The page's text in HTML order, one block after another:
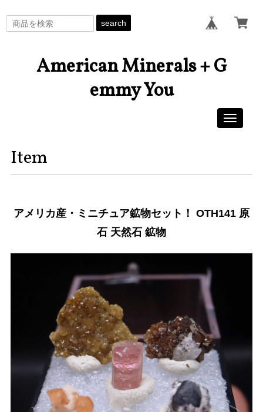
search
American Minerals + G
emmy You
Toggle
Item
アメリカ産・ミニチュア鉱物セット！ OTH141 原
石 天然石 鉱物